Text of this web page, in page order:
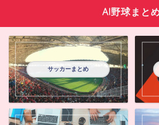
AI野球まと
サッカーまとめ